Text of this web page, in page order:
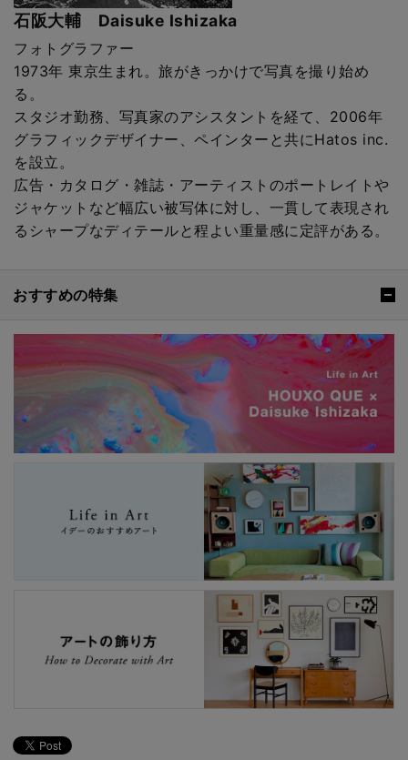
石阪大輔 Daisuke Ishizaka
フォトグラファー
1973年 東京生まれ。旅がきっかけで写真を撮り始め
る。
スタジオ勤務、写真家のアシスタントを経て、2006年
グラフィックデザイナー、ペインターと共にHatos inc.
を設立。
広告・カタログ・雑誌・アーティストのポートレイトや
ジャケットなど幅広い被写体に対し、一貫して表現され
るシャープなディテールと程よい重量感に定評がある。
おすすめの特集